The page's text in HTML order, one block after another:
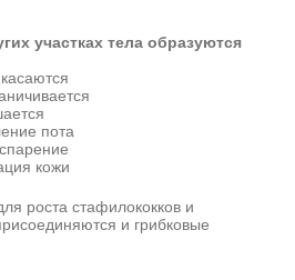
участках тела образуются
пота
кожи
роста стафилококков и
и грибковые